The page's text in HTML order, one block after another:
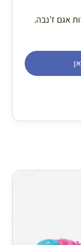
אגם ז’נבה.